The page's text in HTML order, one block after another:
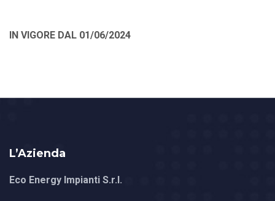
IN VIGORE DAL 01/06/2024
L’Azienda
Eco Energy Impianti S.r.l.